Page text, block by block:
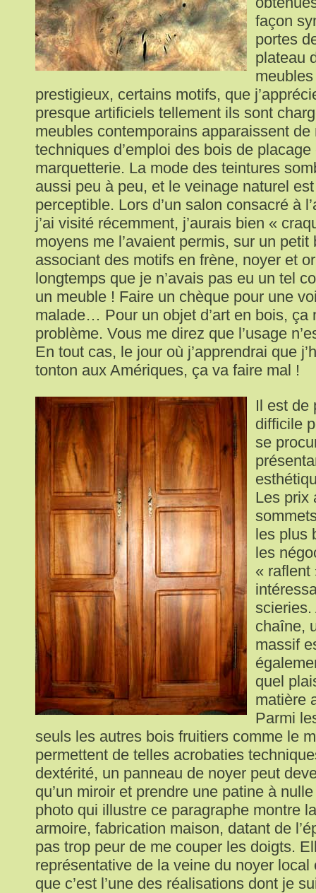
façon
portes
plateau
prestigieux, certains motifs, que
presque artificiels tellement ils sont
meubles contemporains apparaissent de
techniques d’emploi des bois de placage
marquetterie. La mode des teintures
aussi peu à peu, et le veinage naturel
perceptible. Lors d’un salon consacré à
j’ai visité récemment, j’aurais bien «
moyens me l’avaient permis, sur un
associant des motifs en frène, noyer et
longtemps que je n’avais pas eu un tel
un meuble ! Faire un chèque pour une
malade… Pour un objet d’art en bois, ça
problème. Vous me direz que l’usage
En tout cas, le jour où j’apprendrai que
tonton aux Amériques, ça va faire mal !
Il est de
difficile
se
Les prix
les plus
les
« raflent
scieries.
chaîne,
massif
quel
matière
Parmi
seuls les autres bois fruitiers comme le
permettent de telles acrobaties
dextérité, un panneau de noyer peut
qu’un miroir et prendre une patine à
photo qui illustre ce paragraphe montre
armoire, fabrication maison, datant de
pas trop peur de me couper les doigts.
représentative de la veine du noyer local
que c’est l’une des réalisations dont je